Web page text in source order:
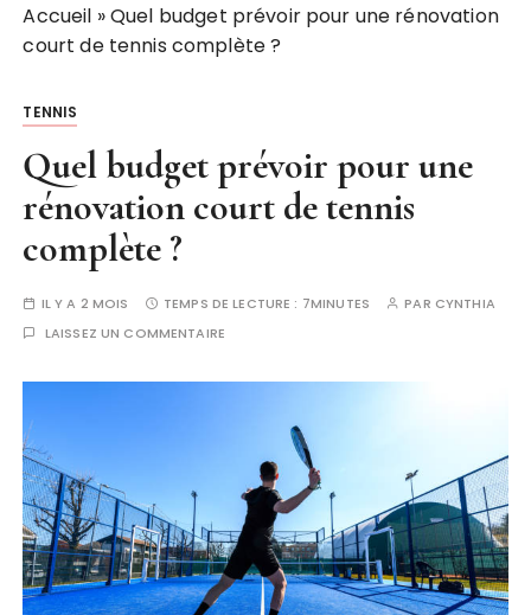
Accueil »Quel budget prévoir pour une rénovation
court de tennis complète ?
TENNIS
Quel budget prévoir pour une
rénovation court de tennis
complète ?
IL Y A 2 MOIS TEMPS DE LECTURE : 7MINUTES PAR CYNTHIA
LAISSEZ UN COMMENTAIRE